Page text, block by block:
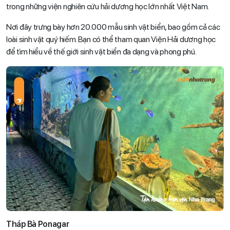
trong những viện nghiên cứu hải dương học lớn nhất Việt Nam.
Nơi đây trưng bày hơn 20.000 mẫu sinh vật biển, bao gồm cả các
loài sinh vật quý hiếm. Bạn có thể tham quan Viện Hải dương học
để tìm hiểu về thế giới sinh vật biển đa dạng và phong phú.
Tháp Bà Ponagar